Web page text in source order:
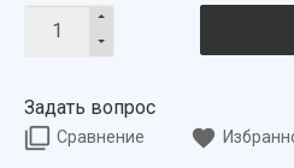
Задать вопрос
Сравнение